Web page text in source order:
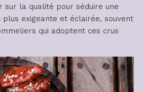
sur la qualité pour séduire une
exigeante et éclairée, souvent
qui adoptent ces crus